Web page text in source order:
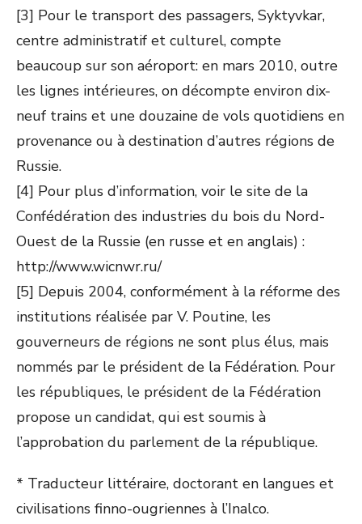
[3] Pour le transport des passagers, Syktyvkar,
centre administratif et culturel, compte
beaucoup sur son aéroport: en mars 2010, outre
les lignes intérieures, on décompte environ dix-
neuf trains et une douzaine de vols quotidiens en
provenance ou à destination d’autres régions de
Russie.
[4] Pour plus d’information, voir le site de la
Confédération des industries du bois du Nord-
Ouest de la Russie (en russe et en anglais) :
http://www.wicnwr.ru/
[5] Depuis 2004, conformément à la réforme des
institutions réalisée par V. Poutine, les
gouverneurs de régions ne sont plus élus, mais
nommés par le président de la Fédération. Pour
les républiques, le président de la Fédération
propose un candidat, qui est soumis à
l’approbation du parlement de la république.
* Traducteur littéraire, doctorant en langues et
civilisations finno-ougriennes à l’Inalco.